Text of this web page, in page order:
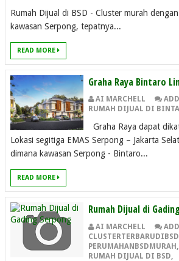
Rumah Dijual di BSD - Cluster murah
kawasan Serpong, tepatnya...
READ MORE
Graha Raya Bintaro
AI MARCHELL
RUMAH DIJUAL DI
Graha Raya dapat
Lokasi segitiga EMAS Serpong – Jakarta
dimana kawasan Serpong - Bintaro...
READ MORE
Rumah Dijual di
AI MARCHELL
CLUSTERTERBARUDIBSD
PERUMAHANBSDMURAH ,
RUMAH DIJUAL DI BSD,